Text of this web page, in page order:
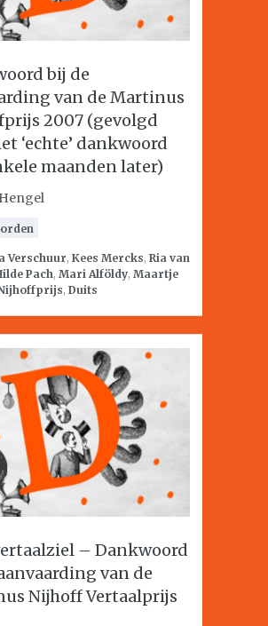
bij de
van de Martinus
2007 (gevolgd
‘echte’ dankwoord
maanden later)
Verschuur, Kees Mercks, Ria van
Pach, Mari Alföldy, Maartje
, Duits
– Dankwoord
van de
Nijhoff Vertaalprijs